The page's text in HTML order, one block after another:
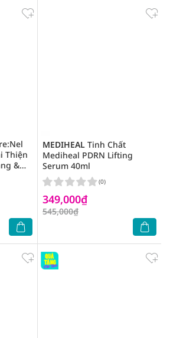
Thiện
&
MEDIHEAL Tinh Chất
Mediheal PDRN Lifting
Serum 40ml
349,000₫
545,000₫
(0)